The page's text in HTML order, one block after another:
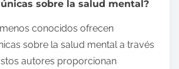
sobre la salud mental?
conocidos ofrecen
sobre la salud mental a través
autores proporcionan